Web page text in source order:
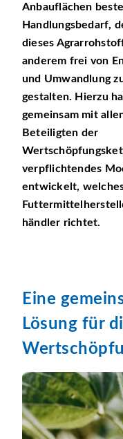
Anbauflächen
Handlungsbedarf,
dieses
anderem frei von
und Umwandlung
gestalten. Hierzu
gemeinsam mit
Beteiligten der
verpflichtendes
entwickelt,
händler richtet.
Eine
Lösung für